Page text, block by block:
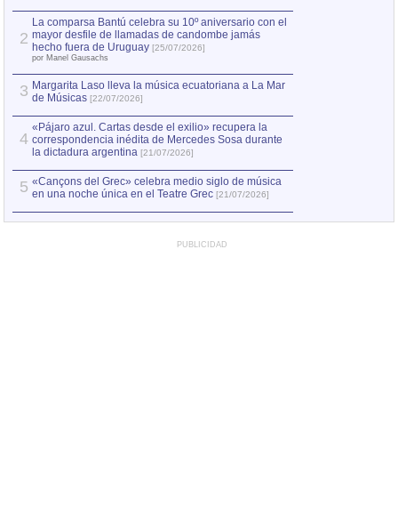
2
La comparsa Bantú celebra su 10º aniversario con el
mayor desfile de llamadas de candombe jamás
hecho fuera de Uruguay [25/07/2026]
por Manel Gausachs
3 Margarita Laso lleva la música ecuatoriana a La Mar
de Músicas [22/07/2026]
4
«Pájaro azul. Cartas desde el exilio» recupera la
correspondencia inédita de Mercedes Sosa durante
la dictadura argentina [21/07/2026]
5 «Cançons del Grec» celebra medio siglo de música
en una noche única en el Teatre Grec [21/07/2026]
PUBLICIDAD